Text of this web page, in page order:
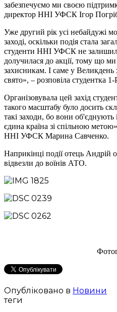
забезпечуємо ми своєю
директор ННІ УФСК Ігор
Уже другий рік усі небайдужі
заході, оскільки подія стала
студенти ННІ УФСК не
долучилася до акції, тому що
захисникам. І саме у Великдень
свято», – розповіла студентка
Організовувала цей захід
такого масштабу було досить
такі заходи, бо вони
єдина країна зі спільною
ННІ УФСК Марина Савченко.
Наприкінці події отець Андрій
відвезли до воїнів АТО.
Автор:
Опубліковано в Новини
теги